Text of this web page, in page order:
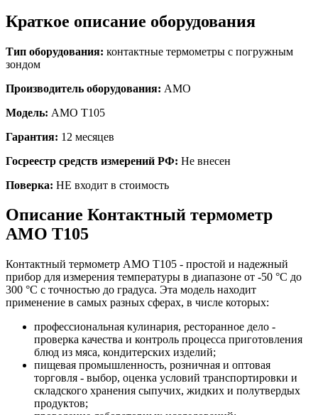
Краткое описание оборудования
Тип оборудования: контактные термометры с погружным
зондом
Производитель оборудования: AMO
Модель: AMO T105
Гарантия: 12 месяцев
Госреестр средств измерений РФ: Не внесен
Поверка: НЕ входит в стоимость
Описание Контактный термометр
AMO T105
Контактный термометр AMO T105 - простой и надежный
прибор для измерения температуры в диапазоне от -50 °С до
300 °С с точностью до градуса. Эта модель находит
применение в самых разных сферах, в числе которых:
профессиональная кулинария, ресторанное дело -
проверка качества и контроль процесса приготовления
блюд из мяса, кондитерских изделий;
пищевая промышленность, розничная и оптовая
торговля - выбор, оценка условий транспортировки и
складского хранения сыпучих, жидких и полутвердых
продуктов;